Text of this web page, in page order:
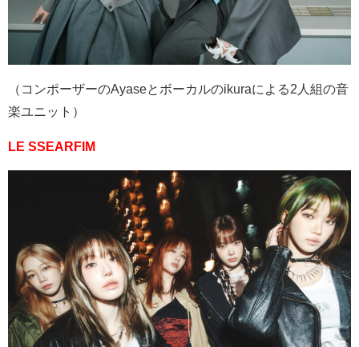
（コンポーザーのAyaseとボーカルのikuraによる2 人組の音
楽ユニット）
LE SSEARFIM